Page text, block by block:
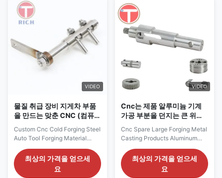
Carbon, stainless, alloy,
copper,etc Surface Degreasing,
polishing, deburring,
forging steel auto tool forging
material handling equipment
forklift parts ...
VIDEO
물질 취급 장비 지게차 부품
을 만드는 맞춘 CNC (컴퓨터
강 자동차 수단
Custom Cnc Cold Forging Steel
Auto Tool Forging Material
Parts 1.Quick details: Name
Custom Cnc Cold Forging Steel
Auto Tool Forging Material
최상의 가격을 얻으세
요
VIDEO
Cnc는 제품 알루미늄 기계
가공 부분을 던지는 큰 위조
Cnc Spare Large Forging Metal
Casting Products Aluminum
the machined surface of the
milling machine is generally
composed of straight lines, arcs
최상의 가격을 얻으세
요